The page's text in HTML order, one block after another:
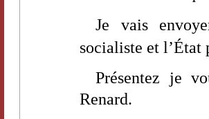
Je vais
socialiste et l’État
Présentez je
Renard.